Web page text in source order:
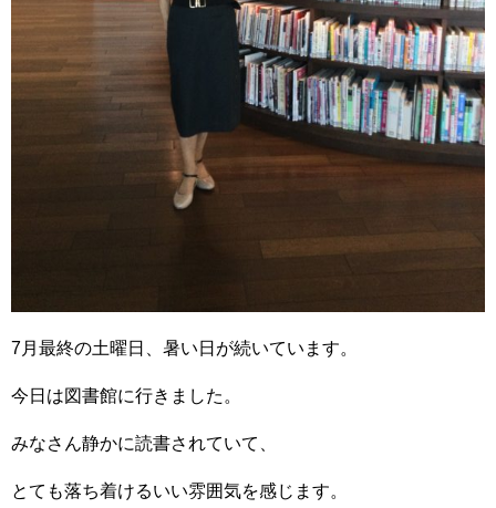
7月最終の土曜日、暑い日が続いています。
今日は図書館に行きました。
みなさん静かに読書されていて、
とても落ち着けるいい雰囲気を感じます。